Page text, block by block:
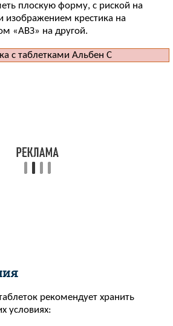
плоскую форму, с риской на
изображением крестика на
«АВЗ» на другой.
рекомендует хранить
условиях: